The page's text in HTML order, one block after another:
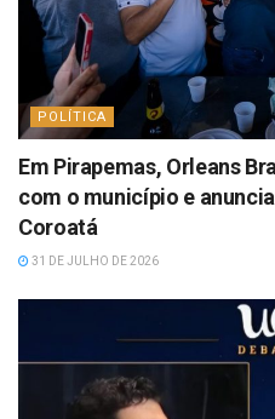
POLÍTICA
Em Pirapemas, Orleans
com o município e
Coroatá
31 DE JULHO DE 2026